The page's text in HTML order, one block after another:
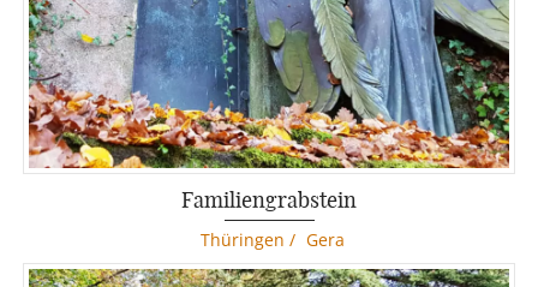
Familiengrabstein
Thüringen / Gera